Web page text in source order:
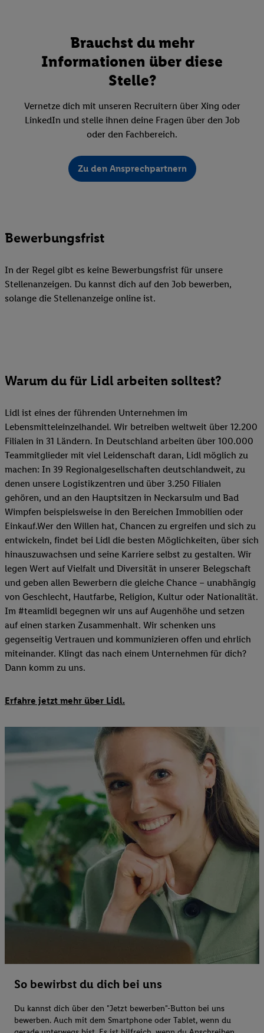
Brauchst du mehr
Informationen über diese
Stelle?
Vernetze dich mit unseren Recruitern über Xing oder
LinkedIn und stelle ihnen deine Fragen über den Job
oder den Fachbereich.
Zu den Ansprechpartnern
Bewerbungsfrist
In der Regel gibt es keine Bewerbungsfrist für unsere
Stellenanzeigen. Du kannst dich auf den Job bewerben,
solange die Stellenanzeige online ist.
Warum du für Lidl arbeiten solltest?
Lidl ist eines der führenden Unternehmen im
Lebensmitteleinzelhandel. Wir betreiben weltweit über 12.200
Filialen in 31 Ländern. In Deutschland arbeiten über 100.000
Teammitglieder mit viel Leidenschaft daran, Lidl möglich zu
machen: In 39 Regionalgesellschaften deutschlandweit, zu
denen unsere Logistikzentren und über 3.250 Filialen
gehören, und an den Hauptsitzen in Neckarsulm und Bad
Wimpfen beispielsweise in den Bereichen Immobilien oder
Einkauf.Wer den Willen hat, Chancen zu ergreifen und sich zu
entwickeln, findet bei Lidl die besten Möglichkeiten, über sich
hinauszuwachsen und seine Karriere selbst zu gestalten. Wir
legen Wert auf Vielfalt und Diversität in unserer Belegschaft
und geben allen Bewerbern die gleiche Chance – unabhängig
von Geschlecht, Hautfarbe, Religion, Kultur oder Nationalität.
Im #teamlidl begegnen wir uns auf Augenhöhe und setzen
auf einen starken Zusammenhalt. Wir schenken uns
gegenseitig Vertrauen und kommunizieren offen und ehrlich
miteinander. Klingt das nach einem Unternehmen für dich?
Dann komm zu uns.​
Erfahre jetzt mehr über Lidl.
So bewirbst du dich bei uns
Du kannst dich über den "Jetzt bewerben"-Button bei uns
bewerben. Auch mit dem Smartphone oder Tablet, wenn du